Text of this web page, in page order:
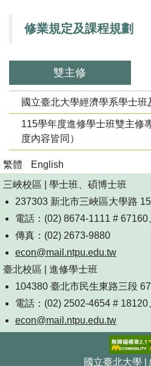
修業規定及課程規劃
雙主修
國立臺北大學經濟學系學士
115學年度進修學士班雙主修
度內容皆同）
繁體
English
三峽校區 | 學士班、碩博士班
237303 新北市三峽區大學路
電話：(02) 8674-1111 # 67160
傳真：(02) 2673-9880
econ@mail.ntpu.edu.tw
臺北校區 | 進修學士班
104380 臺北市民生東路三段
電話：(02) 2502-4654 #
econ@mail.ntpu.edu.tw
國立臺北大學 |